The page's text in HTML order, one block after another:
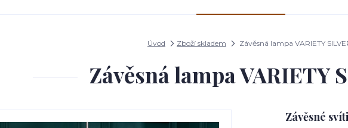
Úvod Zboží skladem Závěsná lampa VARIETY
Závěsná lampa VARIETY
Závěsné